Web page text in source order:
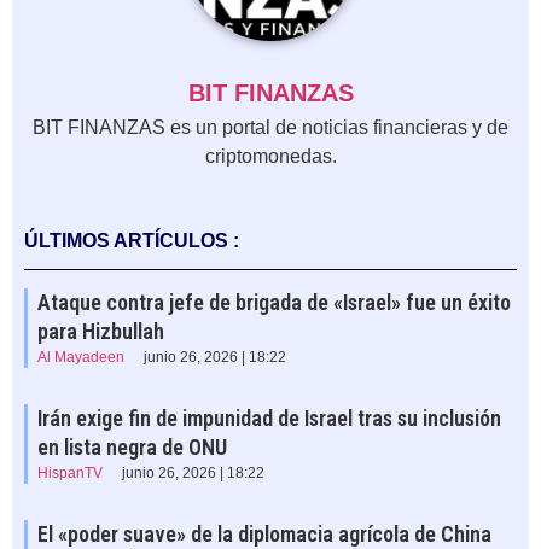
BIT FINANZAS
BIT FINANZAS es un portal de noticias financieras y de
criptomonedas.
ÚLTIMOS ARTÍCULOS :
Ataque contra jefe de brigada de «Israel» fue un éxito
para Hizbullah
Al Mayadeen junio 26, 2026 | 18:22
Irán exige fin de impunidad de Israel tras su inclusión
en lista negra de ONU
HispanTV junio 26, 2026 | 18:22
El «poder suave» de la diplomacia agrícola de China